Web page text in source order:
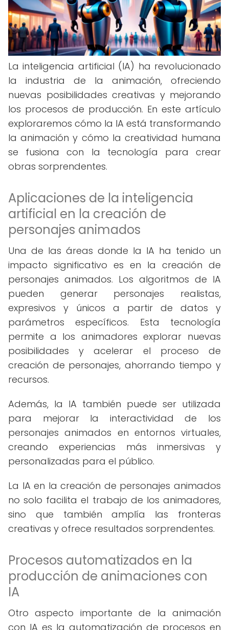
La inteligencia artificial (IA) ha revolucionado
la industria de la animación, ofreciendo
nuevas posibilidades creativas y mejorando
los procesos de producción. En este artículo
exploraremos cómo la IA está transformando
la animación y cómo la creatividad humana
se fusiona con la tecnología para crear
obras sorprendentes.
Aplicaciones de la inteligencia
artificial en la creación de
personajes animados
Una de las áreas donde la IA ha tenido un
impacto significativo es en la creación de
personajes animados. Los algoritmos de IA
pueden generar personajes realistas,
expresivos y únicos a partir de datos y
parámetros específicos. Esta tecnología
permite a los animadores explorar nuevas
posibilidades y acelerar el proceso de
creación de personajes, ahorrando tiempo y
recursos.
Además, la IA también puede ser utilizada
para mejorar la interactividad de los
personajes animados en entornos virtuales,
creando experiencias más inmersivas y
personalizadas para el público.
La IA en la creación de personajes animados
no solo facilita el trabajo de los animadores,
sino que también amplía las fronteras
creativas y ofrece resultados sorprendentes.
Procesos automatizados en la
producción de animaciones con
IA
Otro aspecto importante de la animación
con IA es la automatización de procesos en